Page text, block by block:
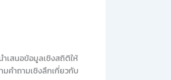
เสนอข้อมูลเชิงสถิติให้
มคำถามเชิงลึกเกี่ยวกับ